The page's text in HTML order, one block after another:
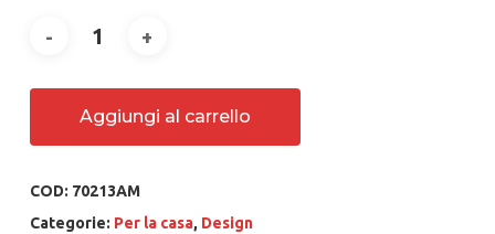
Aggiungi al carrello
COD: 70213AM
Categorie: Per la casa, Design